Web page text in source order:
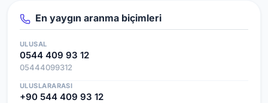
En yaygın aranma biçimleri
ULUSAL
0544 409 93 12
05444099312
ULUSLARARASI
+90 544 409 93 12